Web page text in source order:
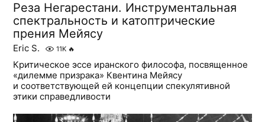
Реза Негарестани. Инструментальная
спектральность и катоптрические
прения Мейясу
Eric S. 11K 🔥
Критическое эссе иранского философа, посвященное
«дилемме призрака» Квентина Мейясу
и соответствующей ей концепции спекулятивной
этики справедливости